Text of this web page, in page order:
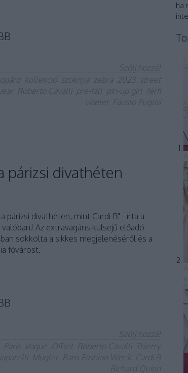
Szólj hozzá!
kollekció szoknya zebra 2023
street
Roberto Cavalli pre-fall pin-up girl
férfi
viselet
Fausto Puglisi
párizsi divathéten
párizsi divathéten, mint Cardi B" - írta a
Az extravagáns külsejű előadó
sokkolta a sikkes megjelenéséről és a
fővárost.
Szólj hozzá!
Paris Vogue Offset Roberto Cavalli
Thierry
Mugler Paris Fashion Week
Cardi B
Richard Quinn
ha